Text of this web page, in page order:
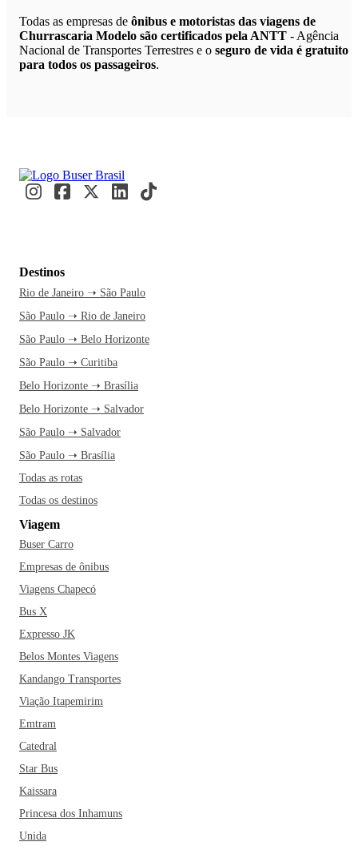
Todas as empresas de ônibus e motoristas das viagens de
Churrascaria Modelo são certificados pela ANTT - Agência
Nacional de Transportes Terrestres e o seguro de vida é gratuito
para todos os passageiros.
Destinos
Rio de Janeiro ➝ São Paulo
São Paulo ➝ Rio de Janeiro
São Paulo ➝ Belo Horizonte
São Paulo ➝ Curitiba
Belo Horizonte ➝ Brasília
Belo Horizonte ➝ Salvador
São Paulo ➝ Salvador
São Paulo ➝ Brasília
Todas as rotas
Todas os destinos
Viagem
Buser Carro
Empresas de ônibus
Viagens Chapecó
Bus X
Expresso JK
Belos Montes Viagens
Kandango Transportes
Viação Itapemirim
Emtram
Catedral
Star Bus
Kaissara
Princesa dos Inhamuns
Unida